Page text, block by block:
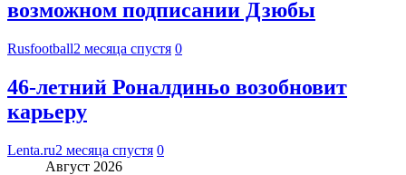
возможном подписании Дзюбы
Rusfootball2 месяца спустя 0
46-летний Роналдиньо возобновит
карьеру
Lenta.ru2 месяца спустя 0
Август 2026